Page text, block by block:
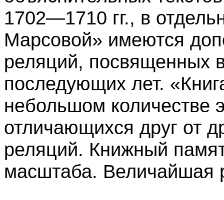
1702—1710 гг., в
Марсовой» имеются
реляций, посвященных
последующих лет.
небольшом количестве
отличающихся друг от
реляций. Книжный
масштаба. Величайшая